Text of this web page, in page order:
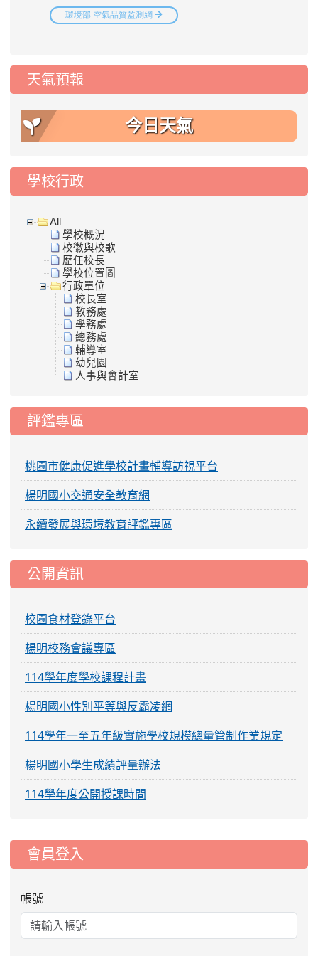
天氣預報
今日天氣
學校行政
All
學校概況
校徽與校歌
歷任校長
學校位置圖
行政單位
校長室
教務處
學務處
總務處
輔導室
幼兒園
人事與會計室
評鑑專區
桃園市健康促進學校計畫輔導訪視平台
楊明國小交通安全教育網
永續發展與環境教育評鑑專區
公開資訊
校園食材登錄平台
楊明校務會議專區
114學年度學校課程計畫
楊明國小性別平等與反霸凌網
114學年一至五年級實施學校規模總量管制作業規定
楊明國小學生成績評量辦法
114學年度公開授課時間
::: 會員登入
帳號